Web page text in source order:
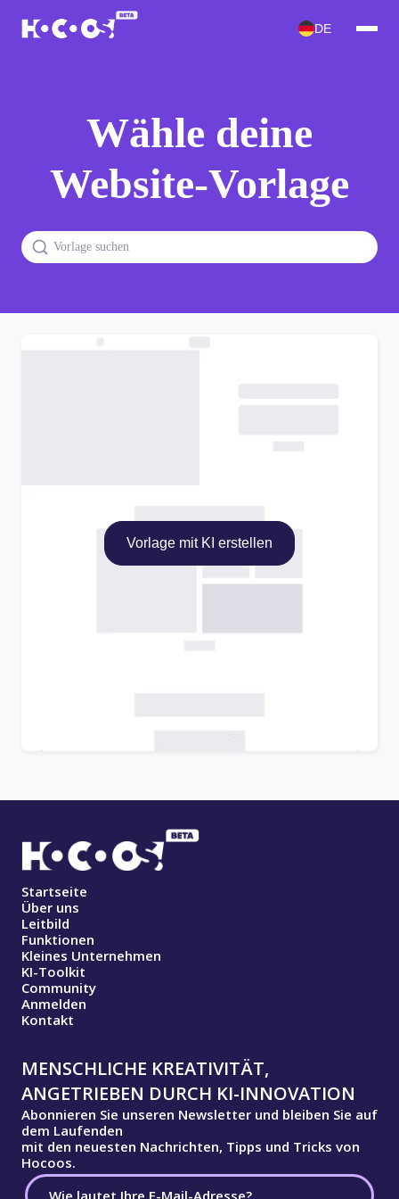
DE
Wähle deine
Website-Vorlage
Vorlage mit KI erstellen
Startseite
Über uns
Leitbild
Funktionen
Kleines Unternehmen
KI-Toolkit
Community
Anmelden
Kontakt
MENSCHLICHE KREATIVITÄT,
ANGETRIEBEN DURCH KI-INNOVATION
Abonnieren Sie unseren Newsletter und bleiben Sie auf
dem Laufenden
mit den neuesten Nachrichten, Tipps und Tricks von
Hocoos.